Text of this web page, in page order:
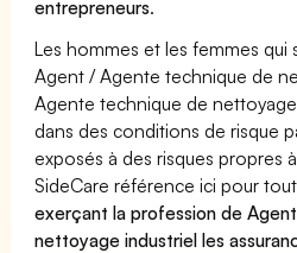
entrepreneurs.
Les hommes et les femmes
Agent / Agente technique de
Agente technique de
dans des conditions de risque
exposés à des risques propres
SideCare référence ici pour
exerçant la profession de
nettoyage industriel les